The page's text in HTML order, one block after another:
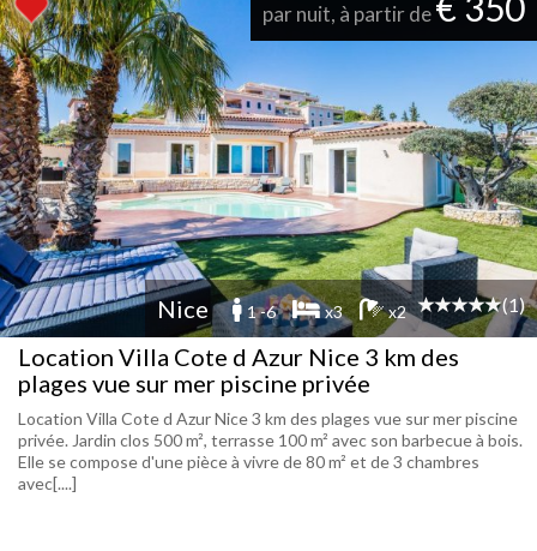
par nuit, à partir de
Nice 1 -6 x3 x2 (1)
Location Villa Cote d Azur Nice 3 km des
plages vue sur mer piscine privée
Location Villa Cote d Azur Nice 3 km des plages vue sur mer piscine
privée. Jardin clos 500 m², terrasse 100 m² avec son barbecue à bois.
Elle se compose d'une pièce à vivre de 80 m² et de 3 chambres
avec[....]